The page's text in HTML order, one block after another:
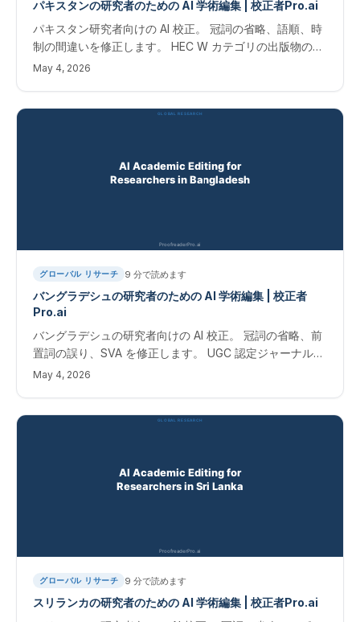
パキスタンの研究者のための AI 学術編集 | 校正者Pro.ai
パキスタン研究者向けの AI 校正。 冠詞の省略、語順、時
制の間違いを修正します。 HEC W カテゴリの出版物の即
時結果。 パキスタン研究者の教育回復
May 4, 2026
グローバル リサーチ 9 分で読めます
バングラデシュの研究者のための AI 学術編集 | 校正者
Pro.ai
バングラデシュの研究者向けの AI 校正。 冠詞の省略、前
置詞の誤り、SVA を修正します。 UGC 認定ジャーナル出
版物の即時結果。 バングラデシュの研究者のための学術
May 4, 2026
グローバル リサーチ 9 分で読めます
スリランカの研究者のための AI 学術編集 | 校正者Pro.ai